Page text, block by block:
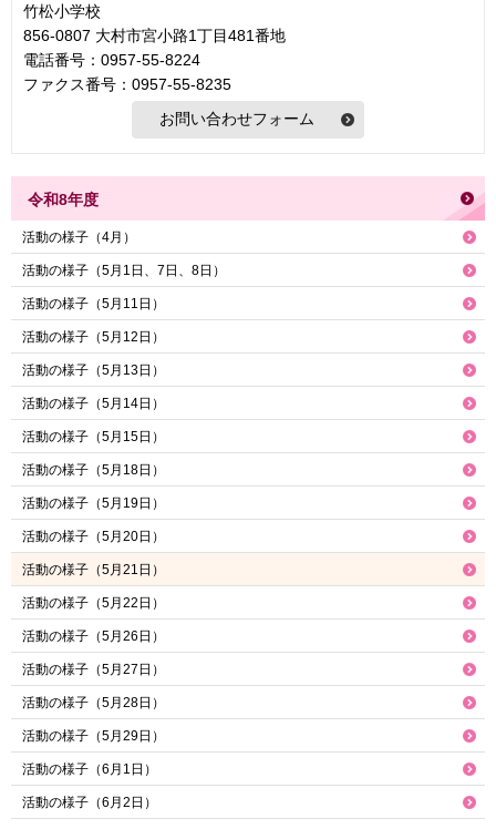
竹松小学校
856-0807 大村市宮小路1丁目481番地
電話番号：0957-55-8224
ファクス番号：0957-55-8235
令和8年度
活動の様子（4月）
活動の様子（5月1日、7日、8日）
活動の様子（5月11日）
活動の様子（5月12日）
活動の様子（5月13日）
活動の様子（5月14日）
活動の様子（5月15日）
活動の様子（5月18日）
活動の様子（5月19日）
活動の様子（5月20日）
活動の様子（5月21日）
活動の様子（5月22日）
活動の様子（5月26日）
活動の様子（5月27日）
活動の様子（5月28日）
活動の様子（5月29日）
活動の様子（6月1日）
活動の様子（6月2日）